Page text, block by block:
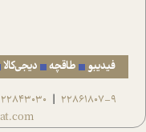
فیدیبو طاقچه دیجی‌کالا
22861807-9
|
22843030